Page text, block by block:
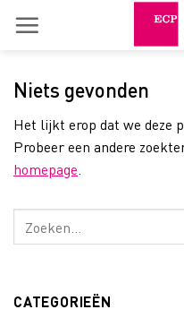
Niets gevonden
Het lijkt erop dat we deze
Probeer een andere
homepage
CATEGORIEËN